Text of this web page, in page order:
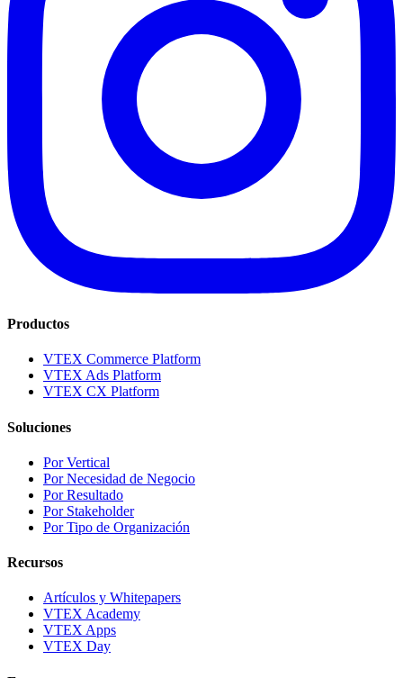
Productos
VTEX Commerce Platform
VTEX Ads Platform
VTEX CX Platform
Soluciones
Por Vertical
Por Necesidad de Negocio
Por Resultado
Por Stakeholder
Por Tipo de Organización
Recursos
Artículos y Whitepapers
VTEX Academy
VTEX Apps
VTEX Day